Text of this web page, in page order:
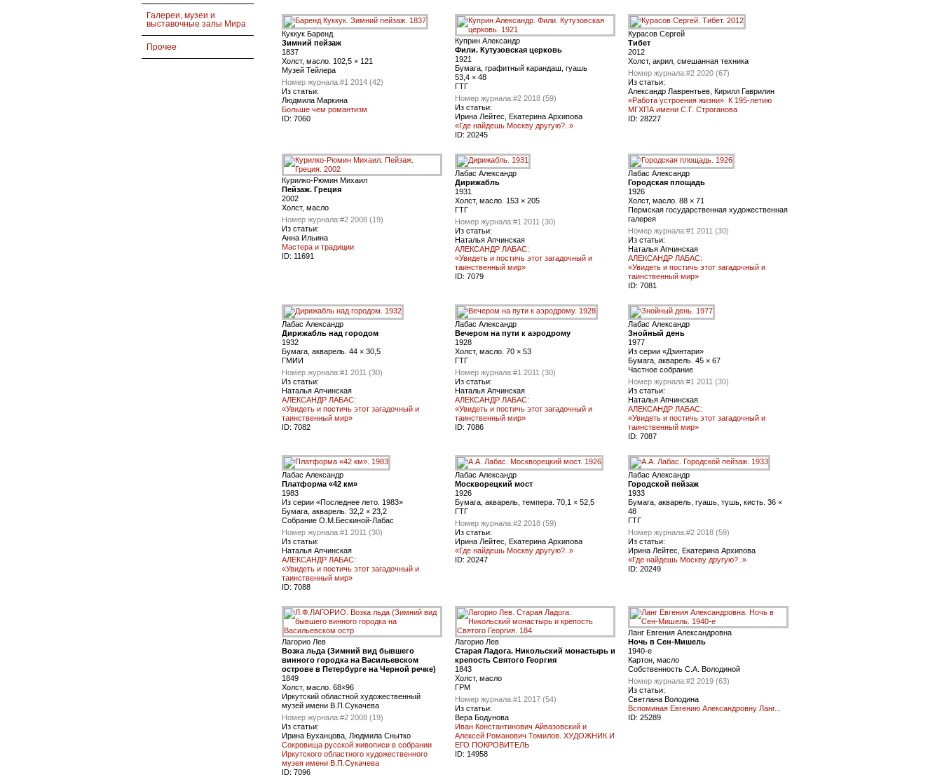
Галереи, музеи и
выставочные залы Мира
Прочее
Куккук Баренд
Зимний пейзаж
1837
Холст, масло. 102,5 × 121
Музей Тейлера
Номер журнала:#1 2014 (42)
Из статьи:
Людмила Маркина
Больше чем романтизм
ID: 7060
Куприн Александр
Фили. Кутузовская церковь
1921
Бумага, графитный карандаш, гуашь
53,4 × 48
ГТГ
Номер журнала:#2 2018 (59)
Из статьи:
Ирина Лейтес, Екатерина Архипова
«Где найдешь Москву другую?..»
ID: 20245
Курасов Сергей
Тибет
2012
Холст, акрил, смешанная техника
Номер журнала:#2 2020 (67)
Из статьи:
Александр Лаврентьев, Кирилл Гаврилин
«Работа устроения жизни». К 195-летию
МГХПА имени С.Г. Строганова
ID: 28227
Курилко-Рюмин Михаил
Пейзаж. Греция
2002
Холст, масло
Номер журнала:#2 2008 (19)
Из статьи:
Анна Ильина
Мастера и традиции
ID: 11691
Лабас Александр
Дирижабль
1931
Холст, масло. 153 × 205
ГТГ
Номер журнала:#1 2011 (30)
Из статьи:
Наталья Апчинская
АЛЕКСАНДР ЛАБАС:
«Увидеть и постичь этот загадочный и
таинственный мир»
ID: 7079
Лабас Александр
Городская площадь
1926
Холст, масло. 88 × 71
Пермская государственная художественная
галерея
Номер журнала:#1 2011 (30)
Из статьи:
Наталья Апчинская
АЛЕКСАНДР ЛАБАС:
«Увидеть и постичь этот загадочный и
таинственный мир»
ID: 7081
Лабас Александр
Дирижабль над городом
1932
Бумага, акварель. 44 × 30,5
ГМИИ
Номер журнала:#1 2011 (30)
Из статьи:
Наталья Апчинская
АЛЕКСАНДР ЛАБАС:
«Увидеть и постичь этот загадочный и
таинственный мир»
ID: 7082
Лабас Александр
Вечером на пути к аэродрому
1928
Холст, масло. 70 × 53
ГТГ
Номер журнала:#1 2011 (30)
Из статьи:
Наталья Апчинская
АЛЕКСАНДР ЛАБАС:
«Увидеть и постичь этот загадочный и
таинственный мир»
ID: 7086
Лабас Александр
Знойный день
1977
Из серии «Дзинтари»
Бумага, акварель. 45 × 67
Частное собрание
Номер журнала:#1 2011 (30)
Из статьи:
Наталья Апчинская
АЛЕКСАНДР ЛАБАС:
«Увидеть и постичь этот загадочный и
таинственный мир»
ID: 7087
Лабас Александр
Платформа «42 км»
1983
Из серии «Последнее лето. 1983»
Бумага, акварель. 32,2 × 23,2
Собрание О.М.Бескиной-Лабас
Номер журнала:#1 2011 (30)
Из статьи:
Наталья Апчинская
АЛЕКСАНДР ЛАБАС:
«Увидеть и постичь этот загадочный и
таинственный мир»
ID: 7088
Лабас Александр
Москворецкий мост
1926
Бумага, акварель, темпера. 70,1 × 52,5
ГТГ
Номер журнала:#2 2018 (59)
Из статьи:
Ирина Лейтес, Екатерина Архипова
«Где найдешь Москву другую?..»
ID: 20247
Лабас Александр
Городской пейзаж
1933
Бумага, акварель, гуашь, тушь, кисть. 36 ×
48
ГТГ
Номер журнала:#2 2018 (59)
Из статьи:
Ирина Лейтес, Екатерина Архипова
«Где найдешь Москву другую?..»
ID: 20249
Лагорио Лев
Возка льда (Зимний вид бывшего
винного городка на Васильевском
острове в Петербурге на Черной речке)
1849
Холст, масло. 68×96
Иркутский областной художественный
музей имени В.П.Сукачева
Номер журнала:#2 2008 (19)
Из статьи:
Ирина Буханцова, Людмила Снытко
Сокровища русской живописи в собрании
Иркутского областного художественного
музея имени В.П.Сукачева
ID: 7096
Лагорио Лев
Старая Ладога. Никольский монастырь и
крепость Святого Георгия
1843
Холст, масло
ГРМ
Номер журнала:#1 2017 (54)
Из статьи:
Вера Бодунова
Иван Константинович Айвазовский и
Алексей Романович Томилов. ХУДОЖНИК И
ЕГО ПОКРОВИТЕЛЬ
ID: 14958
Ланг Евгения Александровна
Ночь в Сен-Мишель
1940-е
Картон, масло
Собственность С.А. Володиной
Номер журнала:#2 2019 (63)
Из статьи:
Светлана Володина
Вспоминая Евгению Александровну Ланг...
ID: 25289